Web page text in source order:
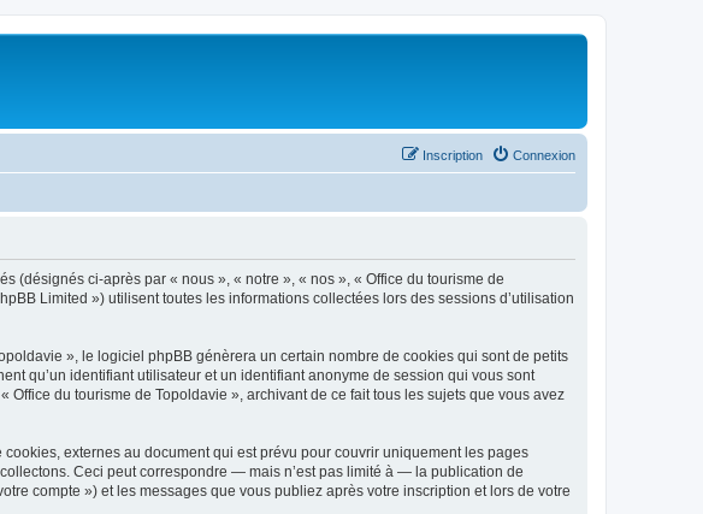
Connexion
Inscription
(désignés ci-après par « nous », « notre », « nos », « Office du tourisme de
Limited ») utilisent toutes les informations collectées lors des sessions d’utilisation
», le logiciel phpBB génèrera un certain nombre de cookies qui sont de petits
qu’un identifiant utilisateur et un identifiant anonyme de session qui vous sont
du tourisme de Topoldavie », archivant de ce fait tous les sujets que vous avez
externes au document qui est prévu pour couvrir uniquement les pages
Ceci peut correspondre — mais n’est pas limité à — la publication de
compte ») et les messages que vous publiez après votre inscription et lors de votre